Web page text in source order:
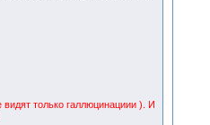
только галлюцинациии ). И